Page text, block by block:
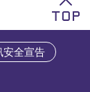
安全宣告